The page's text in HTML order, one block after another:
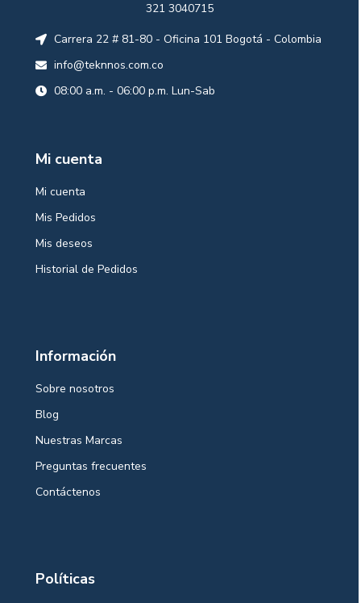
321 3040715
Carrera 22 # 81-80 - Oficina 101 Bogotá - Colombia
info@teknnos.com.co
08:00 a.m. - 06:00 p.m. Lun-Sab
Mi cuenta
Mi cuenta
Mis Pedidos
Mis deseos
Historial de Pedidos
Información
Sobre nosotros
Blog
Nuestras Marcas
Preguntas frecuentes
Contáctenos
Políticas